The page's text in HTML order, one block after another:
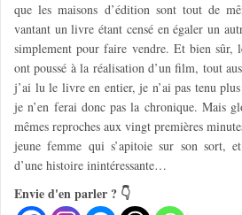
que les maisons d’édition sont tout de
vantant un livre étant censé en égaler un
simplement pour faire vendre. Et bien sûr,
ont poussé à la réalisation d’un film, tout
j’ai lu le livre en entier, je n’ai pas tenu
je n’en ferai donc pas la chronique. Mais
mêmes reproches aux vingt premières
jeune femme qui s’apitoie sur son sort,
d’une histoire inintéressante…
Envie d'en parler ? 👇